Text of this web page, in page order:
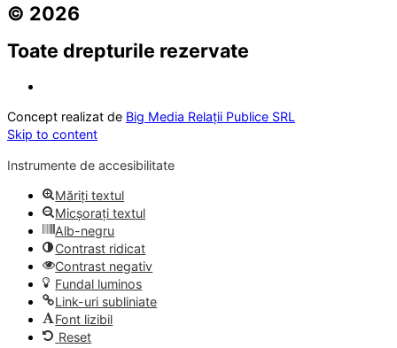
© 2026
Toate drepturile rezervate
Concept realizat de Big Media Relații Publice SRL
Skip to content
Instrumente de accesibilitate
Măriți textul
Micșorați textul
Alb-negru
Contrast ridicat
Contrast negativ
Fundal luminos
Link-uri subliniate
Font lizibil
Reset